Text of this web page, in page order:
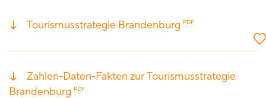
Tourismusstrategie Brandenburg PDF
Zahlen-Daten-Fakten zur Tourismusstrategie
Brandenburg PDF